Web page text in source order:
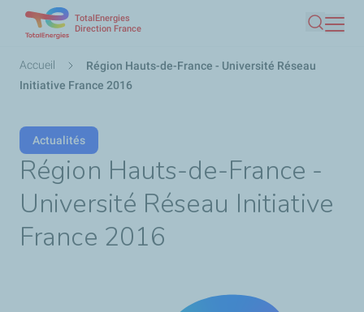
contenu
TotalEnergies
Direction France
Fil
d'Ariane
Accueil
Région Hauts-de-France - Université Réseau
Initiative France 2016
Actualités
Région Hauts-de-France -
Université Réseau Initiative
France 2016